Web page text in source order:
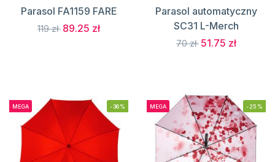
Parasol FA1159 FARE
119 zł 89.25 zł
Parasol automatyczny
SC31 L-Merch
70 zł 51.75 zł
MEGA -36% MEGA -25%